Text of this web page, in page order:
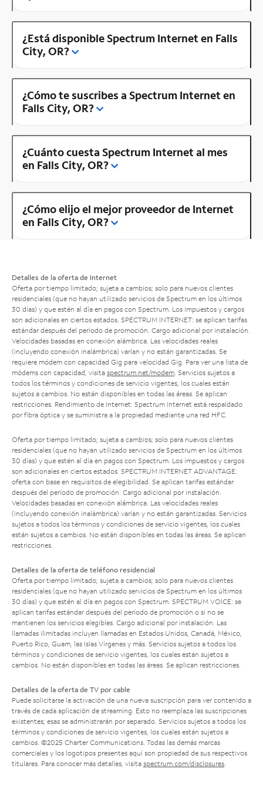
¿Está disponible Spectrum Internet en Falls
City, OR?
¿Cómo te suscribes a Spectrum Internet en
Falls City, OR?
¿Cuánto cuesta Spectrum Internet al mes
en Falls City, OR?
¿Cómo elijo el mejor proveedor de Internet
en Falls City, OR?
Detalles de la oferta de Internet
Oferta por tiempo limitado; sujeta a cambios; solo para nuevos clientes
residenciales (que no hayan utilizado servicios de Spectrum en los últimos
30 días) y que estén al día en pagos con Spectrum. Los impuestos y cargos
son adicionales en ciertos estados. SPECTRUM INTERNET: se aplican tarifas
estándar después del período de promoción. Cargo adicional por instalación.
Velocidades basadas en conexión alámbrica. Las velocidades reales
(incluyendo conexión inalámbrica) varían y no están garantizadas. Se
requiere módem con capacidad Gig para velocidad Gig. Para ver una lista de
módems con capacidad, visita spectrum.net/modem . Servicios sujetos a
todos los términos y condiciones de servicio vigentes, los cuales están
sujetos a cambios. No están disponibles en todas las áreas. Se aplican
restricciones. Rendimiento de Internet: Spectrum Internet está respaldado
por fibra óptica y se suministra a la propiedad mediante una red HFC.
Oferta por tiempo limitado; sujeta a cambios; solo para nuevos clientes
residenciales (que no hayan utilizado servicios de Spectrum en los últimos
30 días) y que estén al día en pagos con Spectrum. Los impuestos y cargos
son adicionales en ciertos estados. SPECTRUM INTERNET ADVANTAGE:
oferta con base en requisitos de elegibilidad. Se aplican tarifas estándar
después del período de promoción. Cargo adicional por instalación.
Velocidades basadas en conexión alámbrica. Las velocidades reales
(incluyendo conexión inalámbrica) varían y no están garantizadas. Servicios
sujetos a todos los términos y condiciones de servicio vigentes, los cuales
están sujetos a cambios. No están disponibles en todas las áreas. Se aplican
restricciones.
Detalles de la oferta de teléfono residencial
Oferta por tiempo limitado; sujeta a cambios; solo para nuevos clientes
residenciales (que no hayan utilizado servicios de Spectrum en los últimos
30 días) y que estén al día en pagos con Spectrum. SPECTRUM VOICE: se
aplican tarifas estándar después del período de promoción o si no se
mantienen los servicios elegibles. Cargo adicional por instalación. Las
llamadas ilimitadas incluyen llamadas en Estados Unidos, Canadá, México,
Puerto Rico, Guam, las Islas Vírgenes y más. Servicios sujetos a todos los
términos y condiciones de servicio vigentes, los cuales están sujetos a
cambios. No están disponibles en todas las áreas. Se aplican restricciones.
Detalles de la oferta de TV por cable
Puede solicitarse la activación de una nueva suscripción para ver contenido a
través de cada aplicación de streaming. Esto no reemplaza las suscripciones
existentes; esas se administrarán por separado. Servicios sujetos a todos los
términos y condiciones de servicio vigentes, los cuales están sujetos a
cambios. ©2025 Charter Communications. Todas las demás marcas
comerciales y los logotipos presentes aquí son propiedad de sus respectivos
titulares. Para conocer más detalles, visita spectrum.com/disclosures